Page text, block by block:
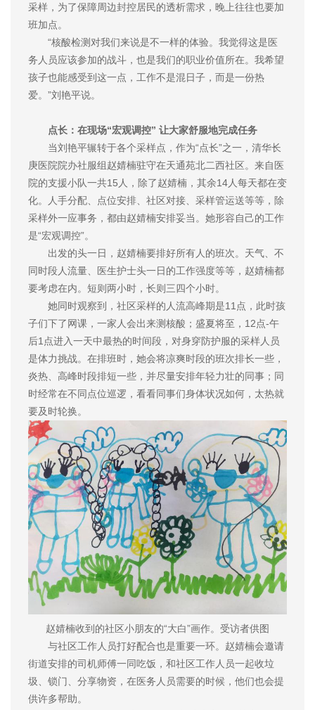
采样，为了保障周边封控居民的透析需求，晚上往往也要加
班加点。
“核酸检测对我们来说是不一样的体验。我觉得这是医
务人员应该参加的战斗，也是我们的职业价值所在。我希望
孩子也能感受到这一点，工作不是混日子，而是一份热
爱。”刘艳平说。
点长：在现场“宏观调控” 让大家舒服地完成任务
当刘艳平辗转于各个采样点，作为“点长”之一，清华长
庚医院院办社服组赵婧楠驻守在天通苑北二西社区。来自医
院的支援小队一共15人，除了赵婧楠，其余14人每天都在变
化。人手分配、点位安排、社区对接、采样管运送等等，除
采样外一应事务，都由赵婧楠安排妥当。她形容自己的工作
是“宏观调控”。
出发的头一日，赵婧楠要排好所有人的班次。天气、不
同时段人流量、医生护士头一日的工作强度等等，赵婧楠都
要考虑在内。短则两小时，长则三四个小时。
她同时观察到，社区采样的人流高峰期是11点，此时孩
子们下了网课，一家人会出来测核酸；盛夏将至，12点-午
后1点进入一天中最热的时间段，对身穿防护服的采样人员
是体力挑战。在排班时，她会将凉爽时段的班次排长一些，
炎热、高峰时段排短一些，并尽量安排年轻力壮的同事；同
时经常在不同点位巡逻，看看同事们身体状况如何，太热就
要及时轮换。
赵婧楠收到的社区小朋友的“大白”画作。受访者供图
与社区工作人员打好配合也是重要一环。赵婧楠会邀请
街道安排的司机师傅一同吃饭，和社区工作人员一起收垃
圾、锁门、分享物资，在医务人员需要的时候，他们也会提
供许多帮助。